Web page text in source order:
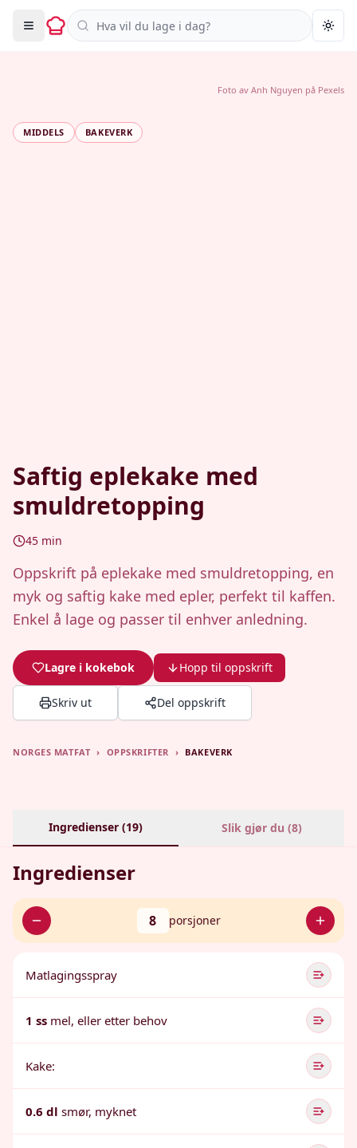
Søk i oppskrifter
MIDDELS BAKEVERK
Saftig eplekake med
smuldretopping
45 min
Oppskrift på eplekake med smuldretopping, en
myk og saftig kake med epler, perfekt til kaffen.
Enkel å lage og passer til enhver anledning.
Lagre i kokebok Hopp til oppskrift
Skriv ut Del oppskrift
Foto av Anh Nguyen på Pexels
NORGES MATFAT › OPPSKRIFTER › BAKEVERK
Ingredienser (19) Slik gjør du (8)
Ingredienser
8 porsjoner
Matlagingsspray
1 ss mel, eller etter behov
Kake:
0.6 dl smør, myknet